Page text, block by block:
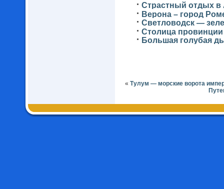
Страстный отдых в
Верона – город
Светловодск —
Столица
Большая голубая
« Тулум — морские ворота